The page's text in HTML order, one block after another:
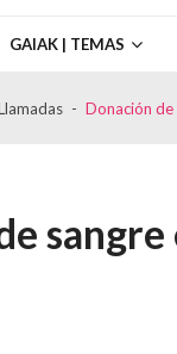
GAIAK | TEMAS
Donación de
sangre